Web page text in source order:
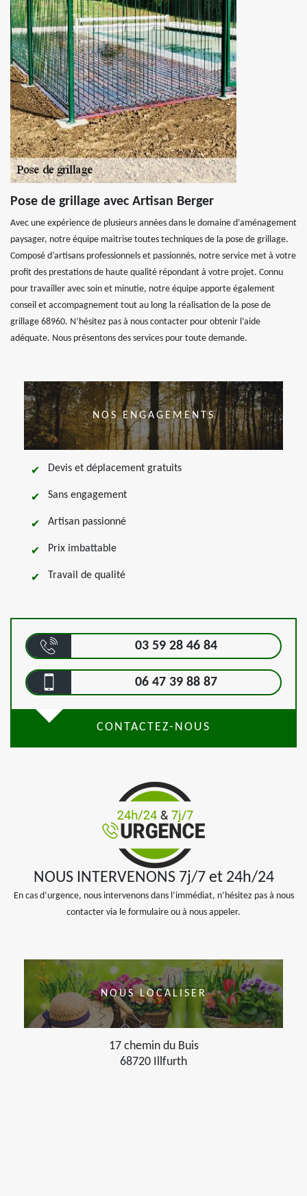
Pose de grillage avec Artisan Berger
Avec une expérience de plusieurs années dans le domaine d’aménagement
paysager, notre équipe maitrise toutes techniques de la pose de grillage.
Composé d’artisans professionnels et passionnés, notre service met à votre
profit des prestations de haute qualité répondant à votre projet. Connu
pour travailler avec soin et minutie, notre équipe apporte également
conseil et accompagnement tout au long la réalisation de la pose de
grillage 68960. N’hésitez pas à nous contacter pour obtenir l’aide
adéquate. Nous présentons des services pour toute demande.
NOS ENGAGEMENTS
Devis et déplacement gratuits
Sans engagement
Artisan passionné
Prix imbattable
Travail de qualité
03 59 28 46 84
06 47 39 88 87
CONTACTEZ-NOUS
NOUS INTERVENONS 7j/7 et 24h/24
En cas d’urgence, nous intervenons dans l’immédiat, n’hésitez pas à nous
contacter via le formulaire ou à nous appeler.
NOUS LOCALISER
17 chemin du Buis
68720 Illfurth